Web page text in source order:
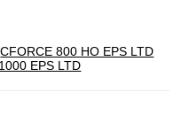
CFORCE 800 HO EPS LTD
EPS LTD